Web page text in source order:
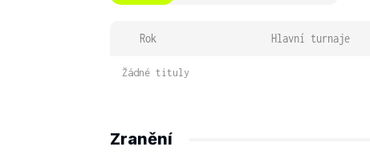
Rok Hlavní turnaje
Žádné tituly
Zranění